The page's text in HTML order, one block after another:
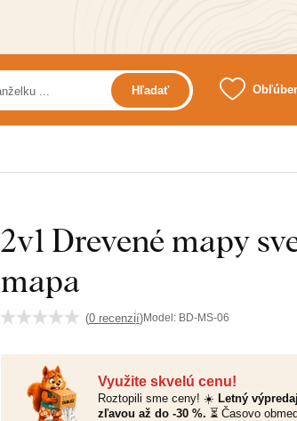
Hľadať
2v1 Drevené mapy
mapa
(0 recenzií)Model: BD-MS-06
Využite skvelú cenu!
Roztopili sme ceny! ☀️ Letný
zľavou až do -30 %. ⏳ Časovo